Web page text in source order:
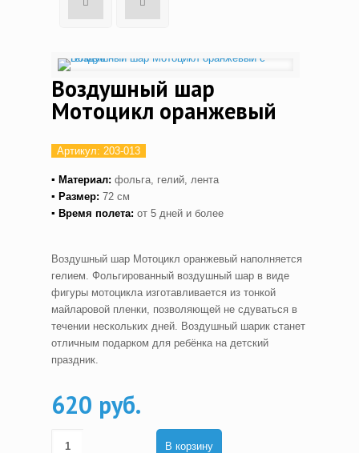
Воздушный шар
Мотоцикл оранжевый
Артикул: 203-013
▪ Материал: фольга, гелий, лента
▪ Размер: 72 см
▪ Время полета: от 5 дней и более
Воздушный шар Мотоцикл оранжевый наполняется
гелием. Фольгированный воздушный шар в виде
фигуры мотоцикла изготавливается из тонкой
майларовой пленки, позволяющей не сдуваться в
течении нескольких дней. Воздушный шарик станет
отличным подарком для ребёнка на детский
праздник.
620 руб.
В корзину